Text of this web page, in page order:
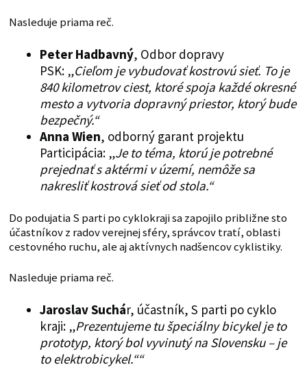
Nasleduje priama reč.
Peter Hadbavný, Odbor dopravy
PSK: „Cieľom je vybudovať kostrovú sieť. To je
840 kilometrov ciest, ktoré spoja každé okresné
mesto a vytvoria dopravný priestor, ktorý bude
bezpečný.“
Anna Wien, odborný garant projektu
Participácia: „Je to téma, ktorú je potrebné
prejednať s aktérmi v území, nemôže sa
nakresliť kostrová sieť od stola.“
Do podujatia S parti po cyklokraji sa zapojilo približne sto
účastníkov z radov verejnej sféry, správcov tratí, oblasti
cestovného ruchu, ale aj aktívnych nadšencov cyklistiky.
Nasleduje priama reč.
Jaroslav Suchár, účastník, S parti po cyklo
kraji: „Prezentujeme tu špeciálny bicykel je to
prototyp, ktorý bol vyvinutý na Slovensku – je
to elektrobicykel.““